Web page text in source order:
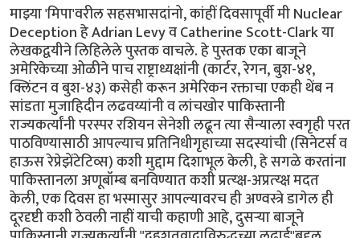
माझ्या 'मिपा'वरील सहसभासदांनो, कांहीं दिवसापूर्वी मी Nuclear
Deception हे Adrian Levy व Catherine Scott-Clark या
लेखकद्वयीने लिहिलेले पुस्तक वाचले. हे पुस्तक एका बाजूने
अमेरिकेच्या ओळीने पाच राष्ट्राध्यक्षांनी (कार्टर, रेगन, बुश-४१,
क्लिंटन व बुश-४३) कसेही करून अमेरिकन रक्ताचा एकही थेंब न
सांडता मुजाहिदीन लढवय्यांनी व लांचखोर पाकिस्तानी
राज्यकर्त्यांनी परस्पर रशियन सेनेशी लढून त्या सैन्याला स्वगृही परत
पाठविण्यासाठी आपल्याच प्रतिनिधीगृहाच्या सदस्यांची (सिनेटर्स व
हाऊस रेप्रेझेंटेटिव्स) कशी मुद्दाम दिशाभूल केली, हे सगळे करतांना
पाकिस्तानला अणूबॉम्ब बनविण्यात कशी प्रत्य्क्ष-अप्रत्य्क्ष मदत
केली, एक दिवस हा भस्मासुर आपल्यावरच ही अण्वस्त्रे डागेल ही
दूरदृष्टी कशी ठेवली नाहीं याची कहाणी आहे, दुसर्‍या बाजूने